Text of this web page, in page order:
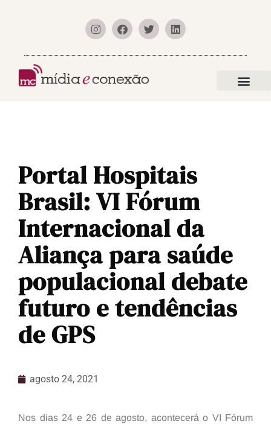
Portal Hospitais
Brasil: VI Fórum
Internacional da
Aliança para saúde
populacional debate
futuro e tendências
de GPS
agosto 24, 2021
Nos dias 24 e 26 de agosto, acontecerá o VI Fórum